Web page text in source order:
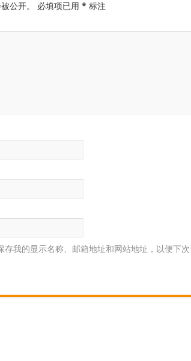
公开。 必填项已用 * 标注
存我的显示名称、邮箱地址和网站地址，以便下次